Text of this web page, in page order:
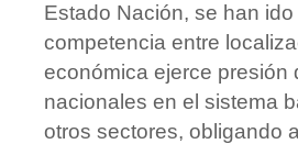
Estado Nación, se han
competencia entre
económica ejerce presión
nacionales en el sistema
otros sectores, obligando